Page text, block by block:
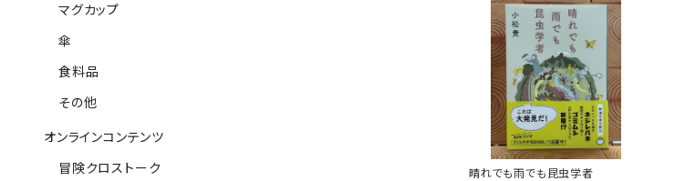
晴れでも雨でも昆虫学者
マグカップ
傘
食料品
その他
オンラインコンテンツ
冒険クロストーク